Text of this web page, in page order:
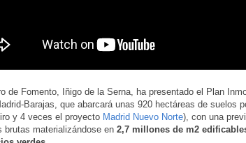
de Fomento, Iñigo de la Serna, ha presentado el Plan
Barajas, que abarcará unas 920 hectáreas de suelos
y 4 veces el proyecto Madrid Nuevo Norte), con una
brutas materializándose en 2,7 millones de m2